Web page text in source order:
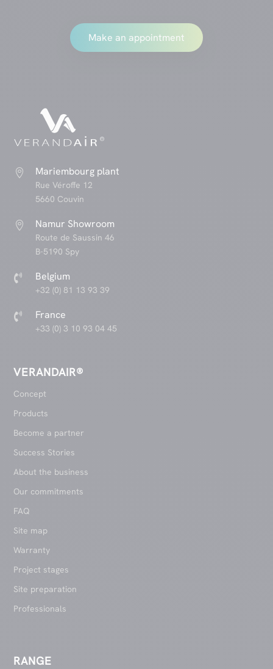
Make an appointment
 Mariembourg plant
Rue Véroffe 12
5660 Couvin
 Namur Showroom
Route de Saussin 46
B-5190 Spy
 Belgium
+32 (0) 81 13 93 39
 France
+33 (0) 3 10 93 04 45
VERANDAIR®
Concept
Products
Become a partner
Success Stories
About the business
Our commitments
FAQ
Site map
Warranty
Project stages
Site preparation
Professionals
RANGE